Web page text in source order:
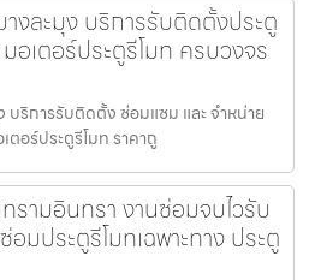
งละมุง บริการรับติดตั้งประตู
อเตอร์ประตูรีโมท ครบวงจร
บริการรับติดตั้ง ซ่อมแซม และ จำหน่าย
ตอร์ประตูรีโมท ราคาถู
รามอินทรา งานซ่อมจบไวรับ
มประตูรีโมทเฉพาะทาง ประตู